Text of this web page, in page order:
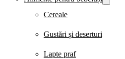
Cereale
Gustări și deserturi
Lapte praf